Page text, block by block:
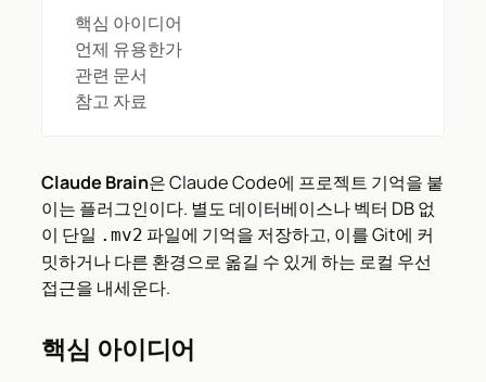
핵심 아이디어
언제 유용한가
관련 문서
참고 자료
Claude Brain은 Claude Code에 프로젝트 기억을 붙
이는 플러그인이다. 별도 데이터베이스나 벡터 DB 없
이 단일 .mv2 파일에 기억을 저장하고, 이를 Git에 커
밋하거나 다른 환경으로 옮길 수 있게 하는 로컬 우선
접근을 내세운다.
핵심 아이디어